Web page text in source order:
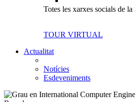
Totes les xarxes socials de
TOUR VIRTUAL
Actualitat
Notícies
Esdeveniments